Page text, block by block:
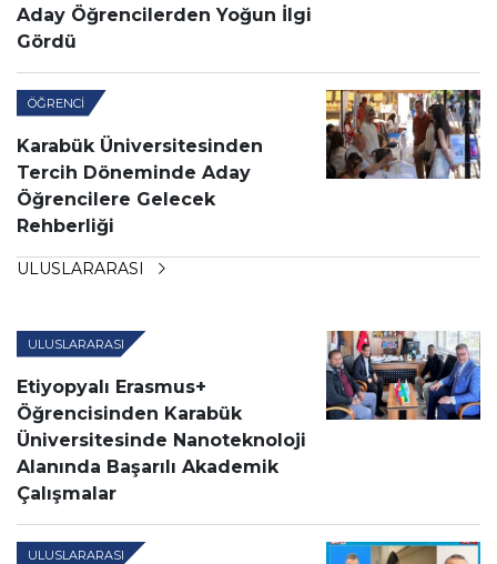
Aday Öğrencilerden Yoğun İlgi
Gördü
ÖĞRENCI
Karabük Üniversitesinden
Tercih Döneminde Aday
Öğrencilere Gelecek
Rehberliği
ULUSLARARASI
ULUSLARARASI
Etiyopyalı Erasmus+
Öğrencisinden Karabük
Üniversitesinde Nanoteknoloji
Alanında Başarılı Akademik
Çalışmalar
ULUSLARARASI